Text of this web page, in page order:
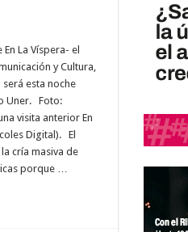
La Víspera- el
y Cultura,
esta noche
Uner. Foto:
visita anterior En
Digital). El
cría masiva de
porque …